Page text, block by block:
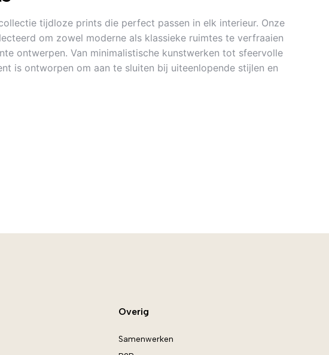
tijdloze prints die perfect passen in elk interieur. Onze
om zowel moderne als klassieke ruimtes te verfraaien
ontwerpen. Van minimalistische kunstwerken tot sfeervolle
is ontworpen om aan te sluiten bij uiteenlopende stijlen en
Overig
Samenwerken